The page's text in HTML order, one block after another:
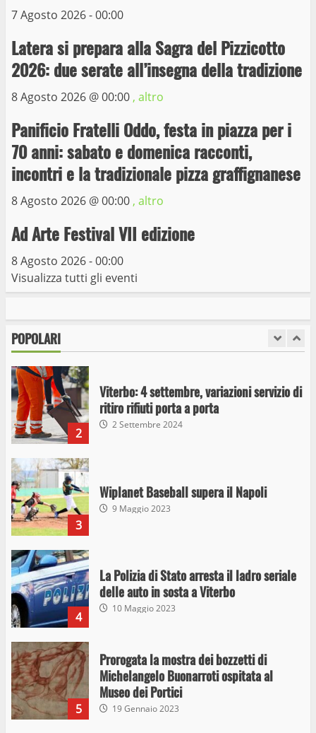
7 Agosto 2026 - 00:00
Latera si prepara alla Sagra del Pizzicotto
2026: due serate all’insegna della tradizione
8 Agosto 2026 @00:00 , altro
Panificio Fratelli Oddo, festa in piazza per i
70 anni: sabato e domenica racconti,
incontri e la tradizionale pizza graffignanese
8 Agosto 2026 @00:00 , altro
Ad Arte Festival VII edizione
8 Agosto 2026 - 00:00
Visualizza tutti gli eventi
POPOLARI
5
Prorogata la mostra dei bozzetti di
Museo dei Portici
19 Gennaio 2023
6
Trasporto pubblico locale, trasferimento
capolinea al terminal Riello dal 15 al 17
giugno
15 Giugno 2023
Giochi Sportivi Studenteschi di Atletica a
Viterbo
10 Maggio 2023
I Carabinieri arrestano due giovani per
stupefacenti
2
Viterbo: 4 settembre, variazioni servizio di
ritiro rifiuti porta a porta
2 Settembre 2024
3
Wiplanet Baseball supera il Napoli
9 Maggio 2023
4
La Polizia di Stato arresta il ladro seriale
delle auto in sosta a Viterbo
10 Maggio 2023
5
Prorogata la mostra dei bozzetti di
Michelangelo Buonarroti ospitata al
Museo dei Portici
19 Gennaio 2023